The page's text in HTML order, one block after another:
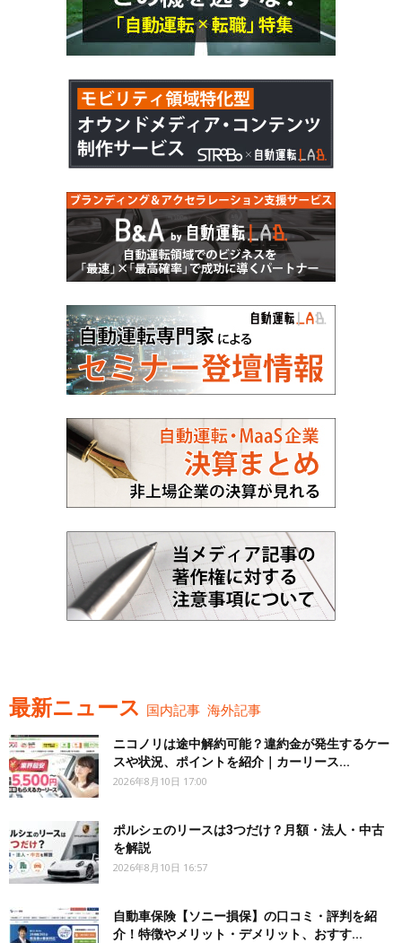
最新ニュース 国内記事 海外記事
ニコノリは途中解約可能？違約金が発生するケー
スや状況、ポイントを紹介｜カーリース...
2026年8月10日 17:00
ポルシェのリースは3つだけ？月額・法人・中古
を解説
2026年8月10日 16:57
自動車保険【ソニー損保】の口コミ・評判を紹
介！特徴やメリット・デメリット、おすす...